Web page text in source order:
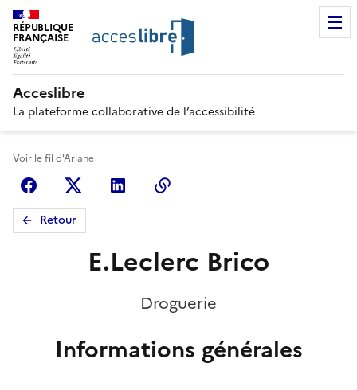
RÉPUBLIQUE
FRANÇAISE
Acceslibre
La plateforme collaborative de l’accessibilité
Voir le fil d'Ariane
FacebookX (anciennement Twitter)
Linkedin
Retour
E.Leclerc Brico
Droguerie
Informations générales